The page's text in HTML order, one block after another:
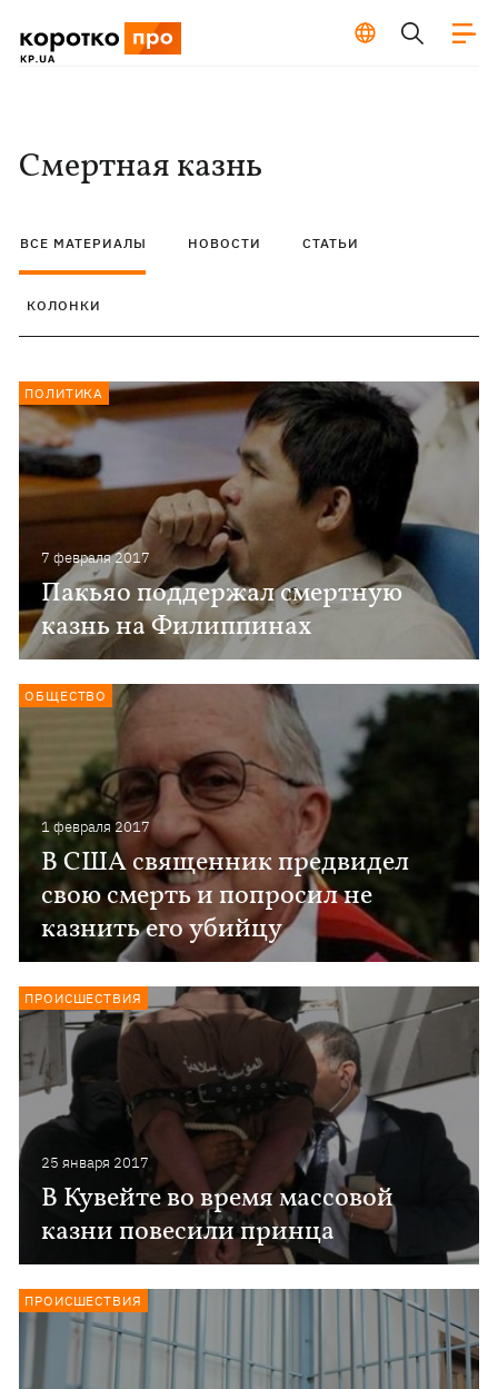
Смертная казнь
ВСЕ МАТЕРИАЛЫ НОВОСТИ СТАТЬИ
КОЛОНКИ
7 февраля 2017
Пакьяо поддержал смертную
казнь на Филиппинах
ПОЛИТИКА
1 февраля 2017
В США священник предвидел
свою смерть и попросил не
казнить его убийцу
ОБЩЕСТВО
25 января 2017
В Кувейте во время массовой
казни повесили принца
ПРОИСШЕСТВИЯ
ПРОИСШЕСТВИЯ